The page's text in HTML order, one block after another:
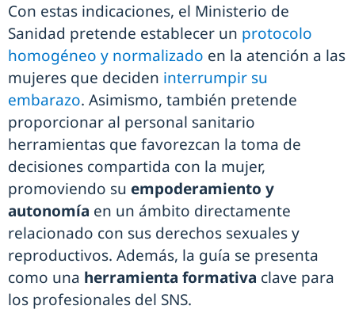
Con estas indicaciones, el Ministerio de
Sanidad pretende establecer un protocolo
homogéneo y normalizado en la atención a las
mujeres que deciden interrumpir su
embarazo. Asimismo, también pretende
proporcionar al personal sanitario
herramientas que favorezcan la toma de
decisiones compartida con la mujer,
promoviendo su empoderamiento y
autonomía en un ámbito directamente
relacionado con sus derechos sexuales y
reproductivos. Además, la guía se presenta
como una herramienta formativa clave para
los profesionales del SNS.